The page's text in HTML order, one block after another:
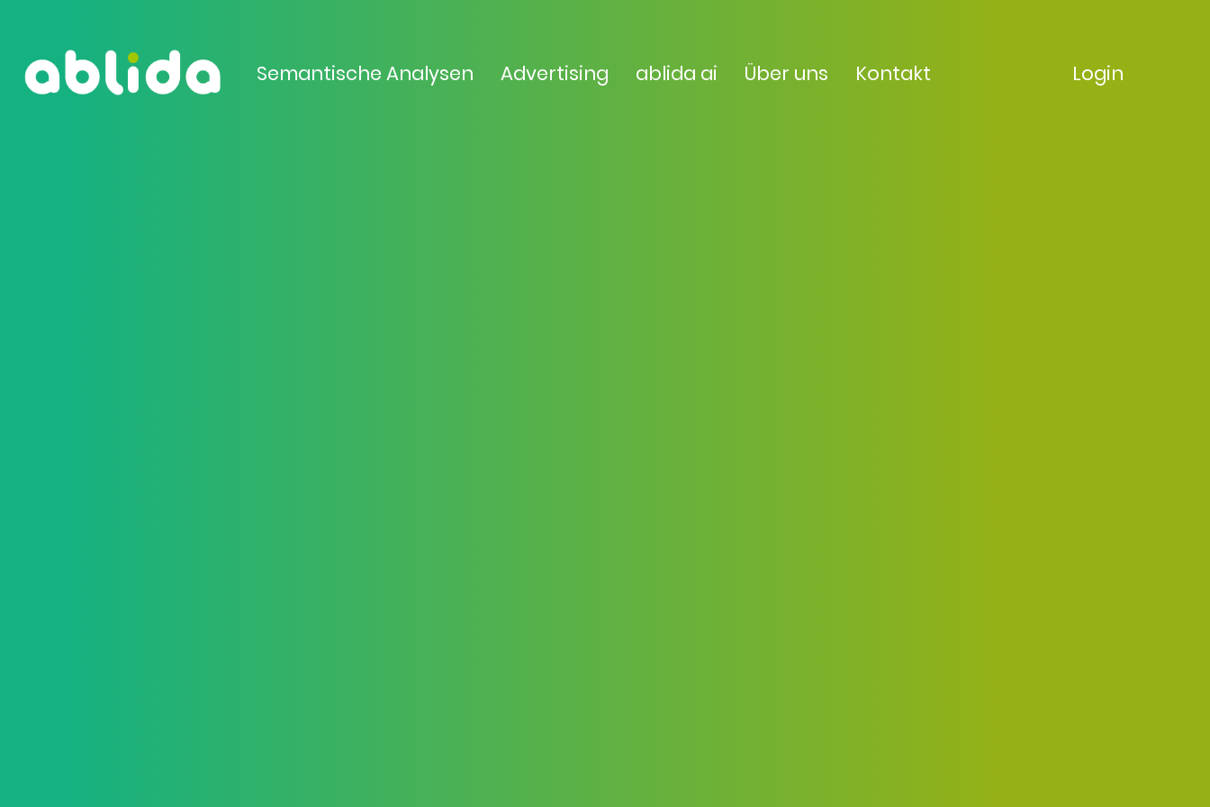
Semantische Analysen Advertising ablida ai Über uns Kontakt Login